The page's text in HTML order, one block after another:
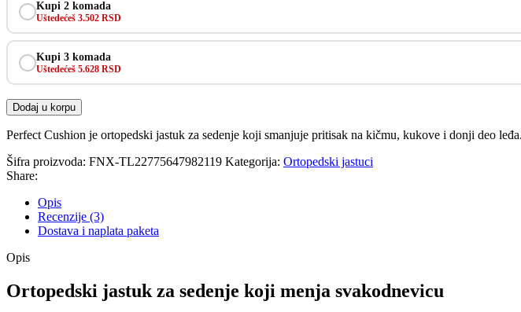
Kupi 2 komada
Uštedećeš 3.502 RSD
Kupi 3 komada
Uštedećeš 5.628 RSD
Dodaj u korpu
Perfect Cushion je ortopedski jastuk za sedenje koji smanjuje pritisak na kičmu, kukove i donji deo
Šifra proizvoda: FNX-TL22775647982119 Kategorija: Ortopedski jastuci
Share:
Opis
Recenzije (3)
Dostava i naplata paketa
Opis
Ortopedski jastuk za sedenje koji menja svakodnevicu